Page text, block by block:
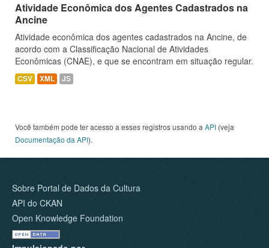
Atividade Econômica dos Agentes Cadastrados na
Ancine
Atividade econômica dos agentes cadastrados na Ancine, de
acordo com a Classificação Nacional de Atividades
Econômicas (CNAE), e que se encontram em situação regular.
CSV XML JS
Você também pode ter acesso a esses registros usando a API (veja
Documentação da API).
Sobre Portal de Dados da Cultura
API do CKAN
Open Knowledge Foundation